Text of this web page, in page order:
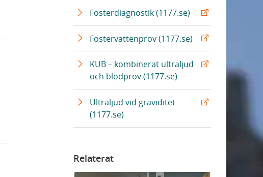
Fosterdiagnostik (1177.se)
Fostervattenprov (1177.se)
KUB – kombinerat ultraljud
och blodprov (1177.se)
Ultraljud vid graviditet
(1177.se)
Relaterat